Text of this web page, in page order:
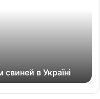
свиней в Україні